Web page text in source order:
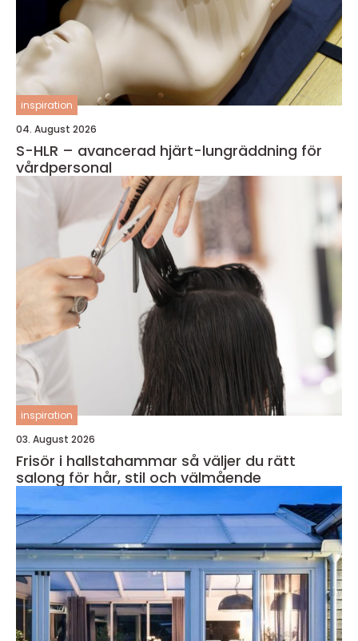
inspiration
04. August 2026
S-HLR – avancerad hjärt-lungräddning för
vårdpersonal
inspiration
03. August 2026
Frisör i hallstahammar så väljer du rätt
salong för hår, stil och välmående